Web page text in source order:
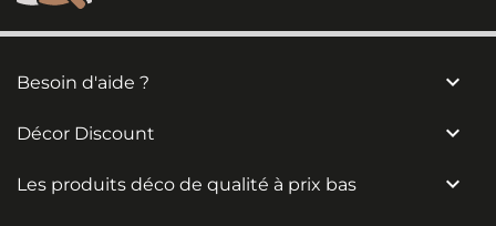
Besoin d'aide ? 
Décor Discount 
Les produits déco de qualité à prix bas 